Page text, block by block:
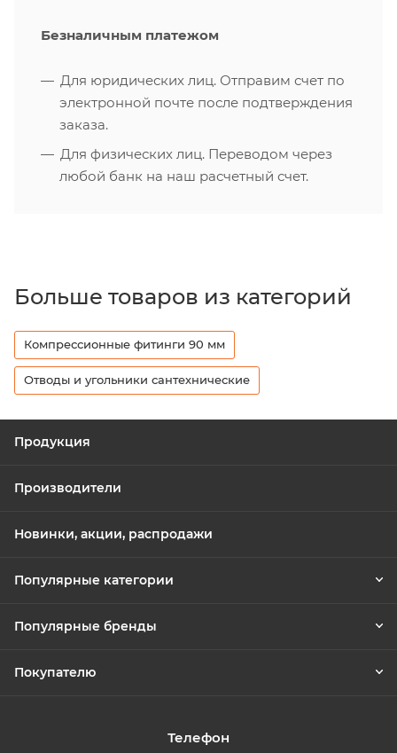
Безналичным платежом
Для юридических лиц. Отправим счет по
электронной почте после подтверждения
заказа.
Для физических лиц. Переводом через
любой банк на наш расчетный счет.
Больше товаров из категорий
Компрессионные фитинги 90 мм
Отводы и угольники сантехнические
Продукция
Производители
Новинки, акции, распродажи
Популярные категории
Популярные бренды
Покупателю
Телефон